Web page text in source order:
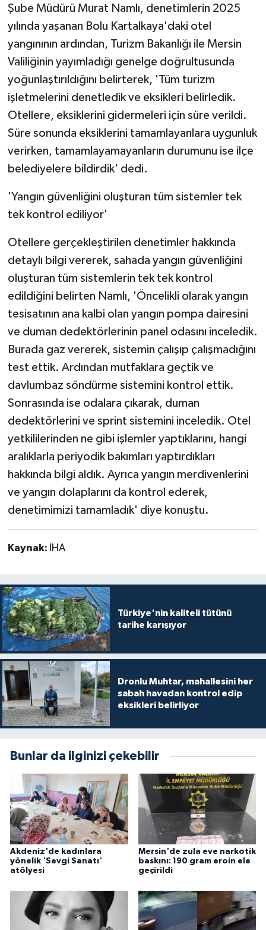
Şube Müdürü Murat Namlı, denetimlerin 2025
yılında yaşanan Bolu Kartalkaya'daki otel
yangınının ardından, Turizm Bakanlığı ile Mersin
Valiliğinin yayımladığı genelge doğrultusunda
yoğunlaştırıldığını belirterek, 'Tüm turizm
işletmelerini denetledik ve eksikleri belirledik.
Otellere, eksiklerini gidermeleri için süre verildi.
Süre sonunda eksiklerini tamamlayanlara uygunluk
verirken, tamamlayamayanların durumunu ise ilçe
belediyelere bildirdik' dedi.
'Yangın güvenliğini oluşturan tüm sistemler tek
tek kontrol ediliyor'
Otellere gerçekleştirilen denetimler hakkında
detaylı bilgi vererek, sahada yangın güvenliğini
oluşturan tüm sistemlerin tek tek kontrol
edildiğini belirten Namlı, 'Öncelikli olarak yangın
tesisatının ana kalbi olan yangın pompa dairesini
ve duman dedektörlerinin panel odasını inceledik.
Burada gaz vererek, sistemin çalışıp çalışmadığını
test ettik. Ardından mutfaklara geçtik ve
davlumbaz söndürme sistemini kontrol ettik.
Sonrasında ise odalara çıkarak, duman
dedektörlerini ve sprint sistemini inceledik. Otel
yetkililerinden ne gibi işlemler yaptıklarını, hangi
aralıklarla periyodik bakımları yaptırdıkları
hakkında bilgi aldık. Ayrıca yangın merdivenlerini
ve yangın dolaplarını da kontrol ederek,
denetimimizi tamamladık' diye konuştu.
Kaynak: İHA
Türkiye'nin kaliteli tütünü
tarihe karışıyor
Dronlu Muhtar, mahallesini her
sabah havadan kontrol edip
eksikleri belirliyor
Bunlar da ilginizi çekebilir
Akdeniz'de kadınlara
yönelik 'Sevgi Sanatı'
atölyesi
Mersin'de zula eve narkotik
baskını: 190 gram eroin ele
geçirildi